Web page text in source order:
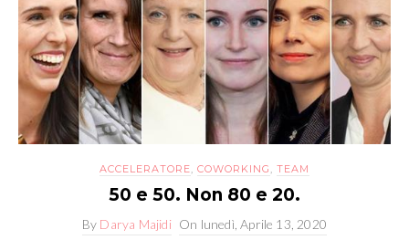
Tecnologie
Abilitanti
–
Darya
Majidi
ACCELERATORE, COWORKING , TEAM
50 e 50. Non 80 e 20.
By Darya Majidi On lunedì, Aprile 13, 2020